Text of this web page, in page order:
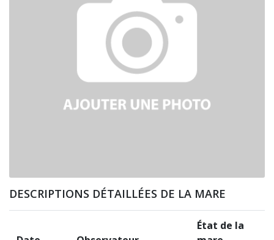
DESCRIPTIONS DÉTAILLÉES DE LA MARE
État de la